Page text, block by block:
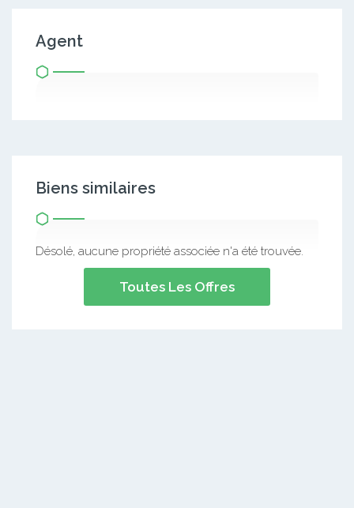
Agent
Biens similaires
Désolé, aucune propriété associée n'a été trouvée.
Toutes Les Offres